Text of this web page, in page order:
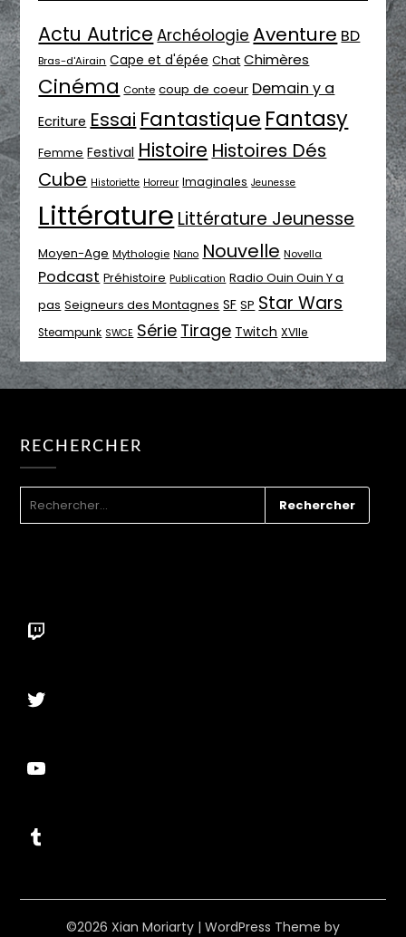
Actu Autrice Archéologie Aventure BD
Bras-d'Airain Cape et d'épée Chat Chimères
Cinéma Conte coup de coeur Demain y a
Ecriture Essai Fantastique Fantasy
Femme Festival Histoire Histoires Dés
Cube Historiette Horreur Imaginales Jeunesse
Littérature Littérature Jeunesse
Moyen-Age Mythologie Nano Nouvelle Novella
Podcast Préhistoire Publication Radio Ouin Ouin Y a
pas Seigneurs des Montagnes SF SP Star Wars
Steampunk SWCE Série Tirage Twitch XVIIe
RECHERCHER
Twitch
Twitter
YouTube
Tumblr
©2026 Xian Moriarty | WordPress Theme by